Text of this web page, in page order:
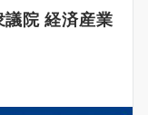
議院 経済産業